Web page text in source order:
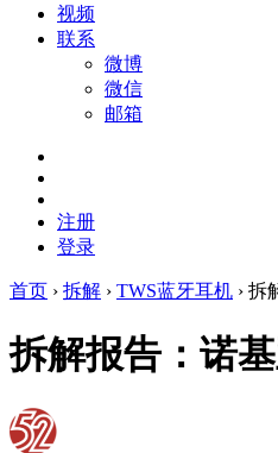
视频
联系
微博
微信
邮箱
注册
登录
首页 › 拆解 › TWS蓝牙耳机 › 拆
拆解报告：诺